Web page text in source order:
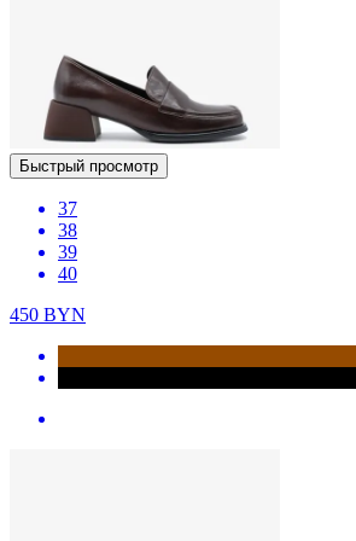
Быстрый просмотр
37
38
39
40
450 BYN